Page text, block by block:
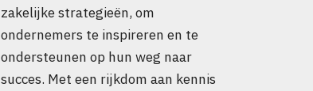
zakelijke strategieën, om
ondernemers te inspireren en te
ondersteunen op hun weg naar
succes. Met een rijkdom aan kennis